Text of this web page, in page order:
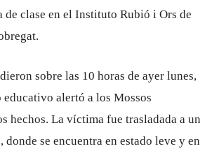
de clase en el Instituto Rubió i Ors de
sobre las 10 horas de ayer lunes,
alertó a los Mossos
hechos. La víctima fue trasladada a un
donde se encuentra en estado leve y en